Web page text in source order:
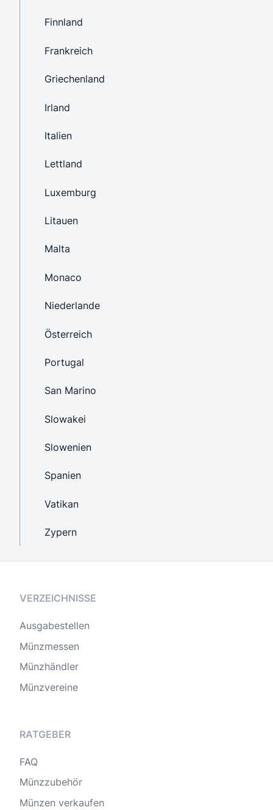
Finnland
Frankreich
Griechenland
Irland
Italien
Lettland
Luxemburg
Litauen
Malta
Monaco
Niederlande
Österreich
Portugal
San Marino
Slowakei
Slowenien
Spanien
Vatikan
Zypern
VERZEICHNISSE
Ausgabestellen
Münzmessen
Münzhändler
Münzvereine
RATGEBER
FAQ
Münzzubehör
Münzen verkaufen